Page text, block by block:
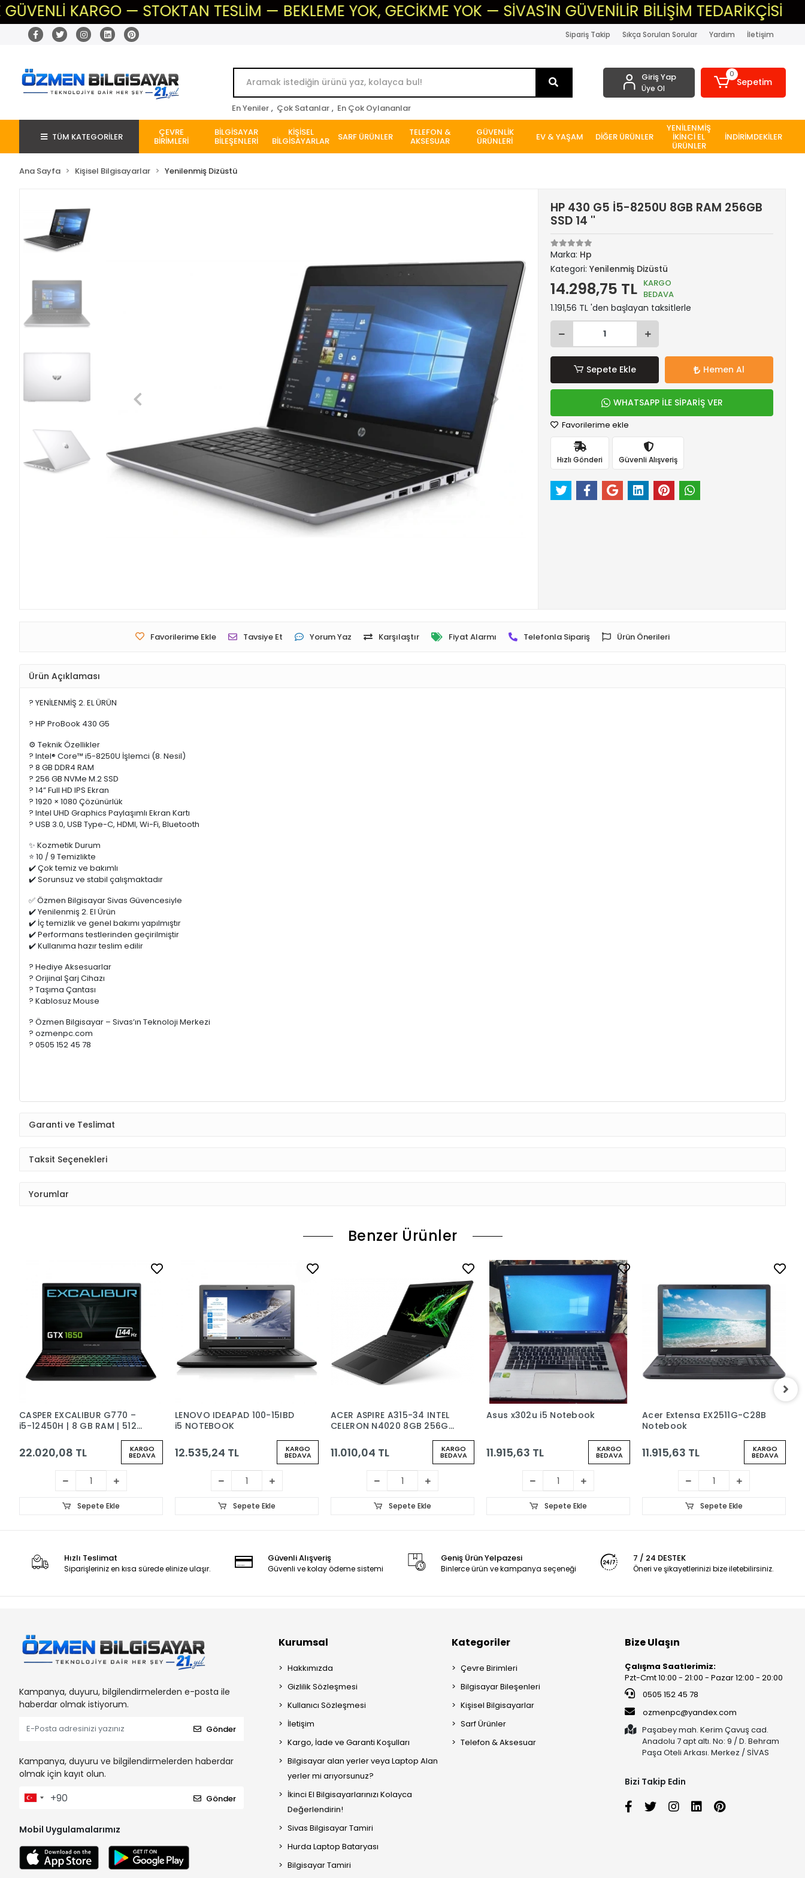
KARGO — STOKTAN TESLİM — BEKLEME YOK, GECİKME YOK — SİVAS'IN GÜVENİLİR BİLİŞİM TEDARİKÇİSİ
Sipariş Takip Sıkça Sorulan Sorular Yardım İletişim
En Yeniler , Çok Satanlar , En Çok Oylananlar
Giriş Yap
Üye Ol
0
Sepetim
TÜM KATEGORİLER ÇEVRE
BİRİMLERİ
BİLGİSAYAR
BİLEŞENLERİ
KİŞİSEL
BİLGİSAYARLAR SARF ÜRÜNLER TELEFON &
AKSESUAR
GÜVENLİK
ÜRÜNLERİ EV & YAŞAM DİĞER ÜRÜNLER
YENİLENMİŞ
İKİNCİ EL
ÜRÜNLER
İNDİRİMDEKİLER
Ana Sayfa Kişisel Bilgisayarlar Yenilenmiş Dizüstü
HP 430 G5 İ5-8250U 8GB RAM 256GB
SSD 14 ''
Marka: Hp
Kategori:Yenilenmiş Dizüstü
14.298,75 TL KARGO
BEDAVA
1.191,56 TL 'den başlayan taksitlerle
Sepete Ekle Hemen Al
WHATSAPP İLE SİPARİŞ VER
Favorilerime ekle
Hızlı Gönderi Güvenli Alışveriş
Favorilerime Ekle Tavsiye Et Yorum Yaz Karşılaştır Fiyat Alarmı Telefonla Sipariş Ürün Önerileri
Ürün Açıklaması
? YENİLENMİŞ 2. EL ÜRÜN
? HP ProBook 430 G5
⚙️ Teknik Özellikler
? Intel® Core™ i5-8250U İşlemci (8. Nesil)
? 8 GB DDR4 RAM
? 256 GB NVMe M.2 SSD
? 14” Full HD IPS Ekran
? 1920 × 1080 Çözünürlük
? Intel UHD Graphics Paylaşımlı Ekran Kartı
? USB 3.0, USB Type-C, HDMI, Wi-Fi, Bluetooth
✨ Kozmetik Durum
⭐ 10 / 9 Temizlikte
✔️ Çok temiz ve bakımlı
✔️ Sorunsuz ve stabil çalışmaktadır
✅ Özmen Bilgisayar Sivas Güvencesiyle
✔️ Yenilenmiş 2. El Ürün
✔️ İç temizlik ve genel bakımı yapılmıştır
✔️ Performans testlerinden geçirilmiştir
✔️ Kullanıma hazır teslim edilir
? Hediye Aksesuarlar
? Orijinal Şarj Cihazı
? Taşıma Çantası
?️ Kablosuz Mouse
? Özmen Bilgisayar – Sivas’ın Teknoloji Merkezi
? ozmenpc.com
? 0505 152 45 78
Garanti ve Teslimat
Taksit Seçenekleri
Yorumlar
Benzer Ürünler
CASPER EXCALIBUR G770 –
i5-12450H | 8 GB RAM | 512
22.020,08 TL KARGO
BEDAVA
Sepete Ekle
LENOVO IDEAPAD 100-15IBD
i5 NOTEBOOK
12.535,24 TL KARGO
BEDAVA
Sepete Ekle
ACER ASPIRE A315-34 INTEL
CELERON N4020 8GB 256GB
11.010,04 TL KARGO
BEDAVA
Sepete Ekle
Asus x302u i5 Notebook
11.915,63 TL KARGO
BEDAVA
Sepete Ekle
Acer Extensa EX2511G-C28B
Notebook
11.915,63 TL KARGO
BEDAVA
Sepete Ekle
Hızlı Teslimat
Siparişleriniz en kısa sürede elinize ulaşır.
Güvenli Alışveriş
Güvenli ve kolay ödeme sistemi
Geniş Ürün Yelpazesi
Binlerce ürün ve kampanya seçeneği
7 / 24 DESTEK
Öneri ve şikayetlerinizi bize iletebilirsiniz.
Kampanya, duyuru, bilgilendirmelerden e-posta ile
haberdar olmak istiyorum.
Gönder
Kampanya, duyuru ve bilgilendirmelerden haberdar
olmak için kayıt olun.
Gönder
Mobil Uygulamalarımız
Kurumsal
Hakkımızda
Gizlilik Sözleşmesi
Kullanıcı Sözleşmesi
İletişim
Kargo, İade ve Garanti Koşulları
Bilgisayar alan yerler veya Laptop Alan
yerler mi arıyorsunuz?
İkinci El Bilgisayarlarınızı Kolayca
Değerlendirin!
Sivas Bilgisayar Tamiri
Hurda Laptop Bataryası
Bilgisayar Tamiri
Kategoriler
Çevre Birimleri
Bilgisayar Bileşenleri
Kişisel Bilgisayarlar
Sarf Ürünler
Telefon & Aksesuar
Bize Ulaşın
Çalışma Saatlerimiz:
Pzt-Cmt 10:00 - 21:00 - Pazar 12:00 - 20:00
0505 152 45 78
ozmenpc@yandex.com
Paşabey mah. Kerim Çavuş cad.
Anadolu 7 apt altı. No: 9 / D. Behram
Paşa Oteli Arkası. Merkez / SİVAS
Bizi Takip Edin